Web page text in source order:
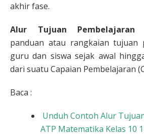
akhir fase.
Alur Tujuan Pembelajaran
panduan atau rangkaian tujuan
guru dan siswa sejak awal
dari suatu Capaian Pembelajaran
Baca :
Unduh Contoh Alur
ATP Matematika Kelas 10